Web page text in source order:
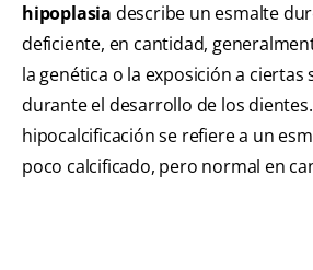
hipoplasia describe un esmalte
deficiente, en cantidad,
la genética o la exposición a ciertas
durante el desarrollo de los dientes.
hipocalcificación se refiere a un
poco calcificado, pero normal en